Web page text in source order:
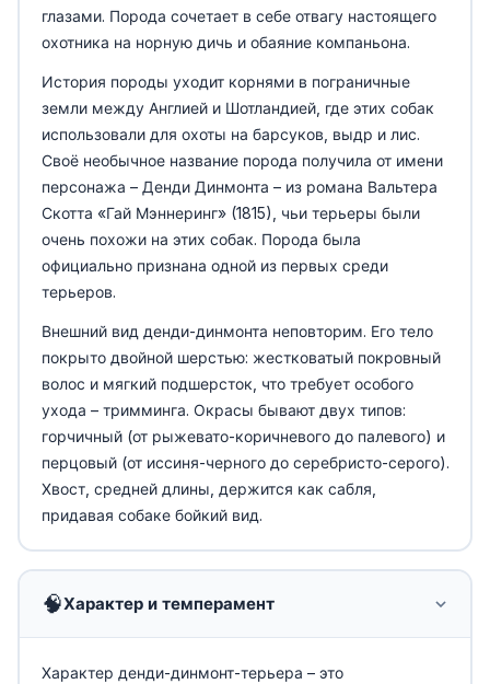
глазами. Порода сочетает в себе отвагу настоящего
охотника на норную дичь и обаяние компаньона.
История породы уходит корнями в пограничные
земли между Англией и Шотландией, где этих собак
использовали для охоты на барсуков, выдр и лис.
Своё необычное название порода получила от имени
персонажа – Денди Динмонта – из романа Вальтера
Скотта «Гай Мэннеринг» (1815), чьи терьеры были
очень похожи на этих собак. Порода была
официально признана одной из первых среди
терьеров.
Внешний вид денди-динмонта неповторим. Его тело
покрыто двойной шерстью: жестковатый покровный
волос и мягкий подшерсток, что требует особого
ухода – тримминга. Окрасы бывают двух типов:
горчичный (от рыжевато-коричневого до палевого) и
перцовый (от иссиня-черного до серебристо-серого).
Хвост, средней длины, держится как сабля,
придавая собаке бойкий вид.
🧠Характер и темперамент
Характер денди-динмонт-терьера – это